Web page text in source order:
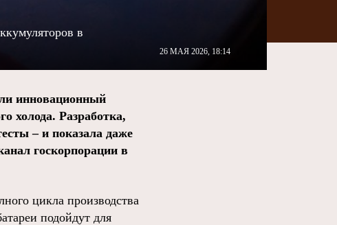
26 МАЯ 2026, 18:14
в
инновационный
холода. Разработка,
– и показала даже
госкорпорации в
цикла производства
подойдут для